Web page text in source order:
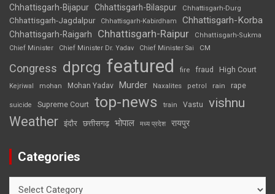
Chhattisgarh-Bijapur Chhattisgarh-Bilaspur Chhattisgarh-Durg
Chhattisgarh-Jagdalpur Chhattisgarh-Kabirdham Chhattisgarh-Korba
Chhattisgarh-Raigarh Chhattisgarh-Raipur
Chhattisgarh-Sukma
Chief Minister
Chief Minister Dr. Yadav Chief Minister Sai CM
Congress dprcg featured fire fraud High Court
Kejriwal mohan Mohan Yadav Murder Naxalites petrol rain rape
suicide Supreme Court top-news train Vastu vishnu
Weather इंदौर छत्तीसगढ़ भोपाल मध्य प्रदेश रायपुर
Categories